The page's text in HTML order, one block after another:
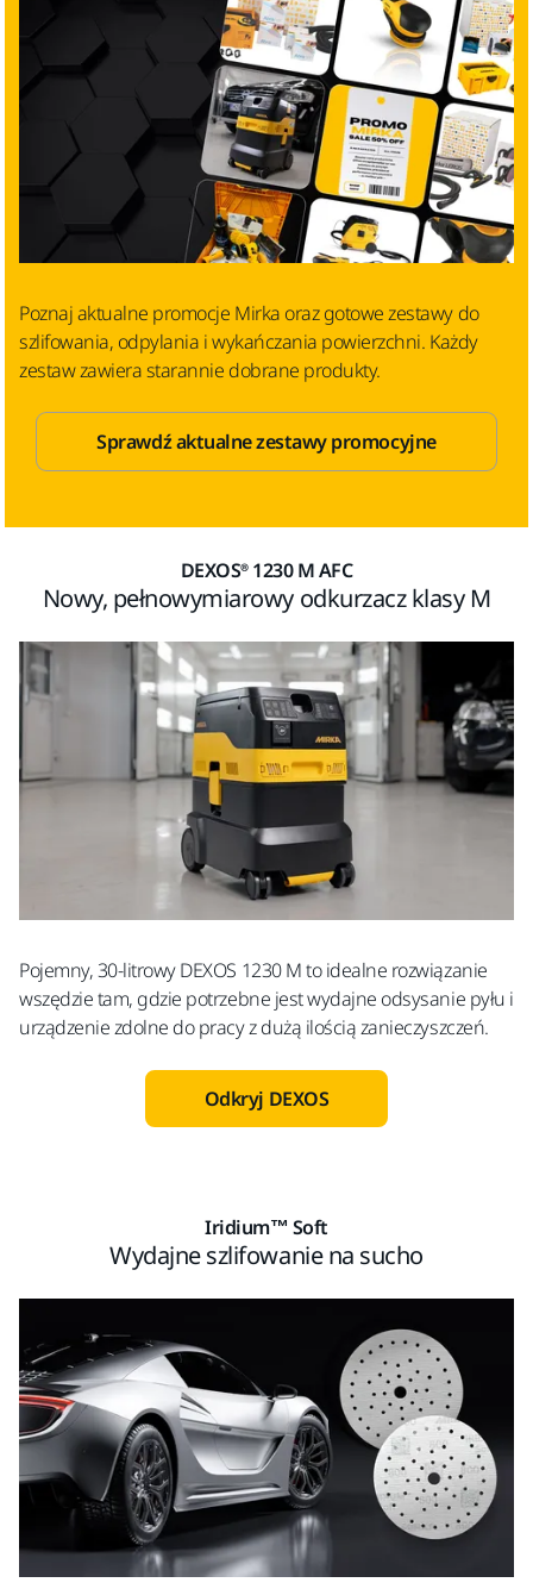
Poznaj aktualne promocje Mirka oraz gotowe zestawy do
szlifowania, odpylania i wykańczania powierzchni. Każdy
zestaw zawiera starannie dobrane produkty.
Sprawdź aktualne zestawy promocyjne
DEXOS® 1230 M AFC
Nowy, pełnowymiarowy odkurzacz klasy M
Pojemny, 30-litrowy DEXOS 1230 M to idealne rozwiązanie
wszędzie tam, gdzie potrzebne jest wydajne odsysanie pyłu i
urządzenie zdolne do pracy z dużą ilością zanieczyszczeń.
Odkryj DEXOS
Iridium™ Soft
Wydajne szlifowanie na sucho